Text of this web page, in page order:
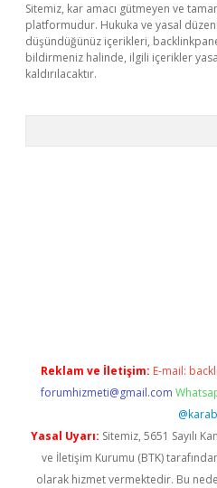
Sitemiz, kar amacı gütmeyen ve
platformudur. Hukuka ve yasal
düşündüğünüz içerikleri,
bildirmeniz halinde, ilgili içerikler
kaldırılacaktır.
Reklam ve İletişim: E-mail:
forumhizmeti@gmail.com
Yasal Uyarı: Sitemiz, 5651 Sayılı
ve İletişim Kurumu (BTK)
olarak hizmet vermektedir. Bu